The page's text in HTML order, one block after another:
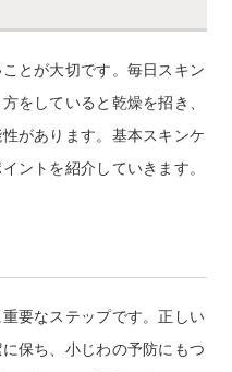
とが大切です。毎日スキン
をしていると乾燥を招き、
があります。基本スキンケ
ントを紹介していきます。
要なステップです。正しい
保ち、小じわの予防にもつ